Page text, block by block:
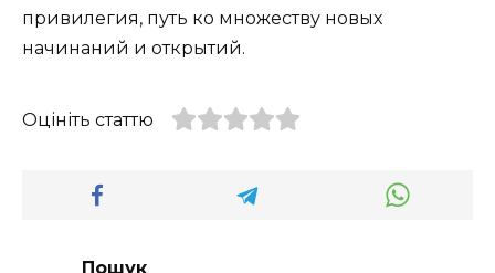
привилегия, путь ко множеству новых
начинаний и открытий.
Оцініть статтю
Пошук